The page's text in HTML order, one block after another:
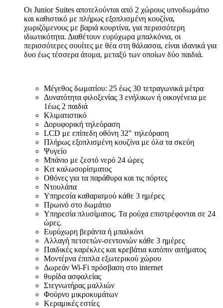
Οι Junior Suites αποτελούνται από 2 χώρους υπνοδωμάτιο
και καθιστικό με πλήρως εξοπλισμένη κουζίνα,
χωριζόμενους με βαριά κουρτίνα, για περισσότερη
ιδιωτικότητα. Διαθέτουν ευρύχωρα μπαλκόνια, οι
περισσότερες σουίτες με θέα στη θάλασσα, είναι ιδανικά για
δυο έως τέσσερα άτομα, μεταξύ των οποίων δύο παιδιά.
Μέγεθος δωματίου: 25 έως 30 τετραγωνικά μέτρα
Δυνατότητα φιλοξενίας 3 ενήλικων ή οικογένεια με
1έως 2 παιδιά
Κλιματιστικό
Δορυφορική τηλεόραση
LCD με επίπεδη οθόνη 32" τηλεόραση
Πλήρως εξοπλισμένη κουζίνα με όλα τα σκεύη
Ψυγείο
Μπάνιο με ζεστό νερό 24 ώρες
Κιτ καλωσορίσματος
Οθόνες για τα παράθυρα και τις πόρτες
Ντουλάπα
Υπηρεσία καθαρισμού κάθε 3 ημέρες
Πρωινό στο δωμάτιο
Υπηρεσία πλυσίματος. Τα ρούχα επιστρέφονται σε 24
ώρες.
Ευρύχωρη βεράντα ή μπαλκόνι
Αλλαγή πετσετών-σεντονιών κάθε 3 ημέρες
Παιδικές καρέκλες και κρεβάτια κατόπιν αιτήματος
Μοντέρνα έπιπλα εξωτερικού χώρου
Δωρεάν Wi-Fi πρόσβαση στο internet
θυρίδα ασφαλείας
Στεγνωτήρας μαλλιών
Φούρνο μικροκυμάτων
Κεραμικές εστίες